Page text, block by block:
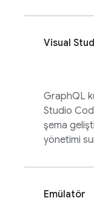
Visual
GraphQL
Studio
şema
yönetimi
Emülatör